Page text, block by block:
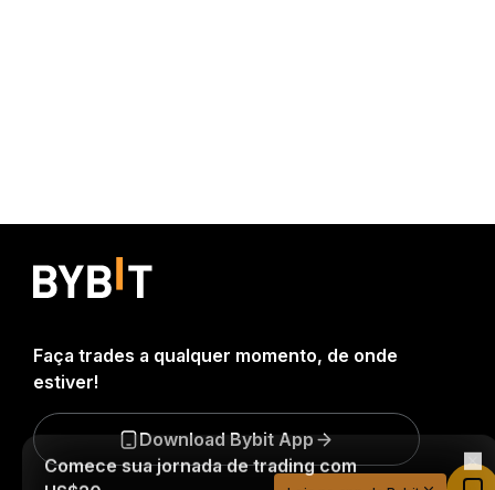
Faça trades a qualquer momento, de onde
estiver!
Download Bybit App
Comece sua jornada de trading com
US$20
Crie sua conta, deposite e ganhe US$20 agora